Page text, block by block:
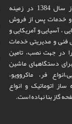
این شرکت فعالیت خود را از سال 1384 در زمینه
و خدمات پس از فروش
، آسیایی و آمریکایی و
فنی و مدیریتی خدمات
در جهت نصب، تامین
دستگاههای ماشین
فر، ماکروویو،
اتوماتیک و انواع
گاز بنا نهاده است.